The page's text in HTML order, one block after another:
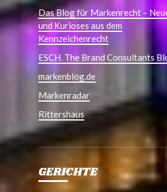
Das Blog für Markenrecht –
und Kurioses aus dem
Kennzeichenrecht
ESCH. The Brand Consultants
markenblog.de
Markenradar
Rittershaus
GERICHTE